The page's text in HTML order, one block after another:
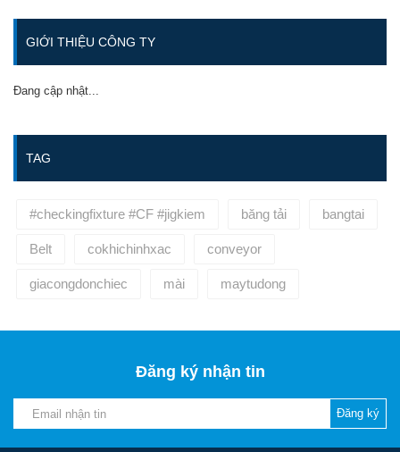
GIỚI THIỆU CÔNG TY
Đang cập nhật...
TAG
#checkingfixture #CF #jigkiem băng tải bangtai
Belt cokhichinhxac conveyor
giacongdonchiec mài maytudong
Đăng ký nhận tin
Đăng ký